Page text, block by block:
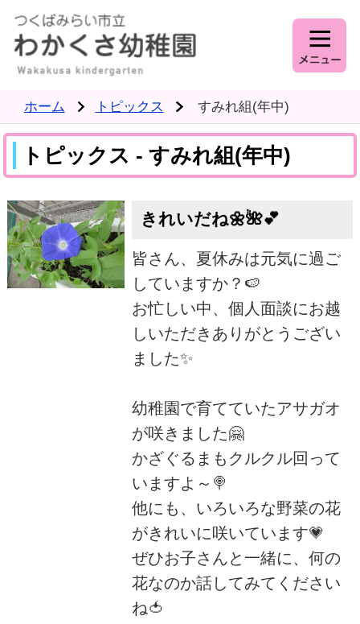
ホーム トピックス すみれ組(年中)
トピックス - すみれ組(年中)
きれいだね🌼🌺💕
皆さん、夏休みは元気に過ご
していますか？🍉
お忙しい中、個人面談にお越
しいただきありがとうござい
ました✨
幼稚園で育てていたアサガオ
が咲きました🤗
かざぐるまもクルクル回って
いますよ～🍭
他にも、いろいろな野菜の花
がきれいに咲いています💗
ぜひお子さんと一緒に、何の
花なのか話してみてください
ね🍅